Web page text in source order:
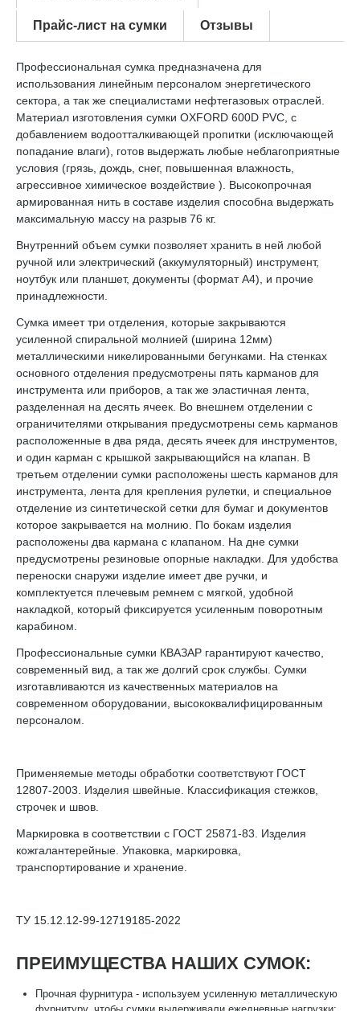
Прайс-лист на сумки Отзывы
Профессиональная сумка предназначена для
использования линейным персоналом энергетического
сектора, а так же специалистами нефтегазовых отраслей.
Материал изготовления сумки OXFORD 600D PVC, с
добавлением водоотталкивающей пропитки (исключающей
попадание влаги), готов выдержать любые неблагоприятные
условия (грязь, дождь, снег, повышенная влажность,
агрессивное химическое воздействие ). Высокопрочная
армированная нить в составе изделия способна выдержать
максимальную массу на разрыв 76 кг.
Внутренний объем сумки позволяет хранить в ней любой
ручной или электрический (аккумуляторный) инструмент,
ноутбук или планшет, документы (формат А4), и прочие
принадлежности.
Сумка имеет три отделения, которые закрываются
усиленной спиральной молнией (ширина 12мм)
металлическими никелированными бегунками. На стенках
основного отделения предусмотрены пять карманов для
инструмента или приборов, а так же эластичная лента,
разделенная на десять ячеек. Во внешнем отделении с
ограничителями открывания предусмотрены семь карманов
расположенные в два ряда, десять ячеек для инструментов,
и один карман с крышкой закрывающийся на клапан. В
третьем отделении сумки расположены шесть карманов для
инструмента, лента для крепления рулетки, и специальное
отделение из синтетической сетки для бумаг и документов
которое закрывается на молнию. По бокам изделия
расположены два кармана с клапаном. На дне сумки
предусмотрены резиновые опорные накладки. Для удобства
переноски снаружи изделие имеет две ручки, и
комплектуется плечевым ремнем с мягкой, удобной
накладкой, который фиксируется усиленным поворотным
карабином.
Профессиональные сумки КВАЗАР гарантируют качество,
современный вид, а так же долгий срок службы. Сумки
изготавливаются из качественных материалов на
современном оборудовании, высококвалифицированным
персоналом.
Применяемые методы обработки соответствуют ГОСТ
12807-2003. Изделия швейные. Классификация стежков,
строчек и швов.
Маркировка в соответствии с ГОСТ 25871-83. Изделия
кожгалантерейные. Упаковка, маркировка,
транспортирование и хранение.
ТУ 15.12.12-99-12719185-2022
ПРЕИМУЩЕСТВА НАШИХ СУМОК:
Прочная фурнитура - используем усиленную металлическую